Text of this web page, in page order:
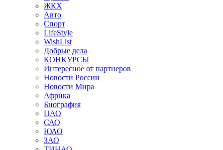
ЖКХ
Авто
Спорт
LifeStyle
WishList
Добрые дела
КОНКУРСЫ
Интересное от партнеров
Новости России
Новости Мира
Африка
Биография
ЦАО
САО
ЮАО
ЗАО